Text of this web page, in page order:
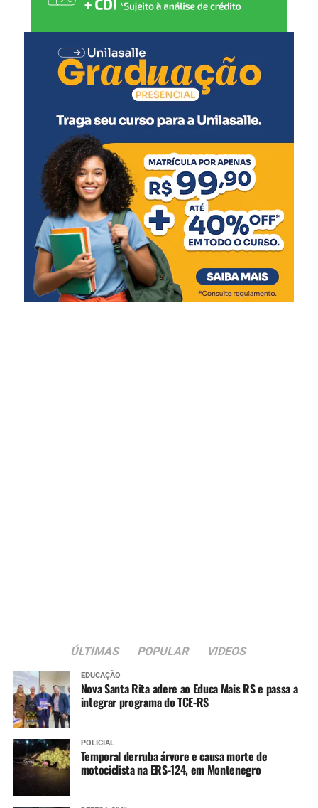
ÚLTIMAS POPULAR VIDEOS
EDUCAÇÃO
Nova Santa Rita adere ao Educa Mais RS e passa a
integrar programa do TCE-RS
POLICIAL
Temporal derruba árvore e causa morte de
motociclista na ERS-124, em Montenegro